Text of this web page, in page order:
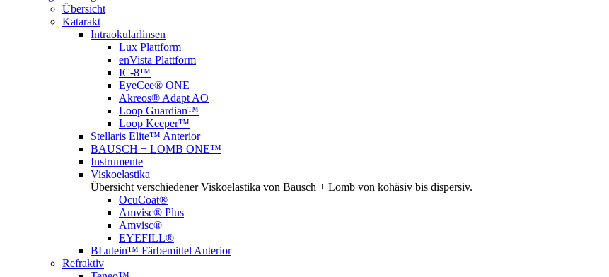
Übersicht
Katarakt
Intraokularlinsen
Lux Plattform
enVista Plattform
IC-8™
EyeCee® ONE
Akreos® Adapt AO
Loop Guardian™
Loop Keeper™
Stellaris Elite™ Anterior
BAUSCH + LOMB ONE™
Instrumente
Viskoelastika
Übersicht verschiedener Viskoelastika von Bausch + Lomb von kohäsiv bis dispersiv.
OcuCoat®
Amvisc® Plus
Amvisc®
EYEFILL®
BLutein™ Färbemittel Anterior
Refraktiv